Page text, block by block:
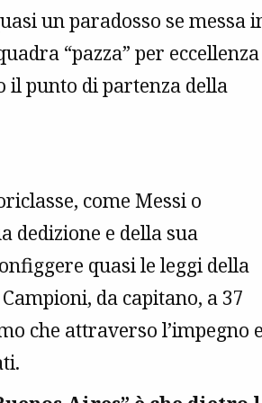
un paradosso se messa
“pazza” per eccellenza
il punto di partenza della
come Messi o
dedizione e della sua
quasi le leggi della
da capitano, a 37
che attraverso l’impegno e